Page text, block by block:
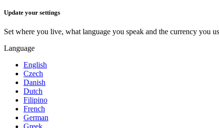
Update your settings
Set where you live, what language you speak and the currency you
Language
English
Czech
Danish
Dutch
Filipino
French
German
Greek